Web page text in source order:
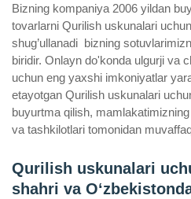
Bizning kompaniya 2006 yildan
tovarlarni Qurilish uskunalari
shug’ullanadi ­ bizning
biridir. Onlayn do'konda ulgurji va
uchun eng yaxshi imkoniyatlar
etayotgan Qurilish uskunalari
buyurtma qilish,
va tashkilotlari tomonidan
Qurilish uskunalari
shahri va